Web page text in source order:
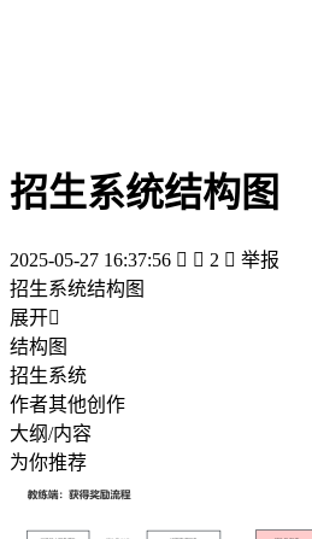
招生系统结构图
2025-05-27 16:37:56   2  举报
招生系统结构图
展开
结构图
招生系统
作者其他创作
大纲/内容
为你推荐